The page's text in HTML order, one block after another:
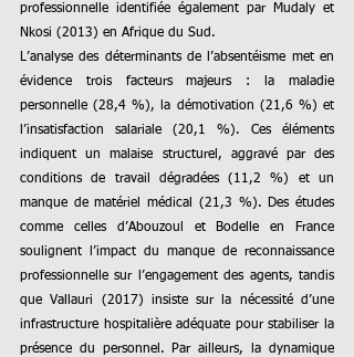
professionnelle identifiée également par Mudaly et
Nkosi (2013) en Afrique du Sud.
L’analyse des déterminants de l’absentéisme met en
évidence trois facteurs majeurs : la maladie
personnelle (28,4 %), la démotivation (21,6 %) et
l’insatisfaction salariale (20,1 %). Ces éléments
indiquent un malaise structurel, aggravé par des
conditions de travail dégradées (11,2 %) et un
manque de matériel médical (21,3 %). Des études
comme celles d’Abouzoul et Bodelle en France
soulignent l’impact du manque de reconnaissance
professionnelle sur l’engagement des agents, tandis
que Vallauri (2017) insiste sur la nécessité d’une
infrastructure hospitalière adéquate pour stabiliser la
présence du personnel. Par ailleurs, la dynamique